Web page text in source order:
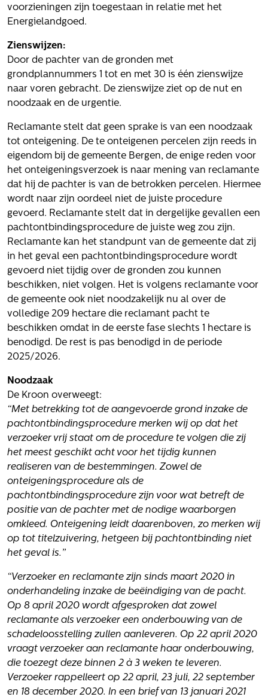
Uitspraken
Werken bij
Vacatures
Contact
Klachten
Privacyverklaring
Proclaimer
Volg ons
Integrale aanpak gebiedsvisie
voorzieningen zijn toegestaan in relatie met het
Energielandgoed.
Zienswijzen:
Door de pachter van de gronden met
grondplannummers 1 tot en met 30 is één zienswijze
naar voren gebracht. De zienswijze ziet op de nut en
noodzaak en de urgentie.
Reclamante stelt dat geen sprake is van een noodzaak
tot onteigening. De te onteigenen percelen zijn reeds in
eigendom bij de gemeente Bergen, de enige reden voor
het onteigeningsverzoek is naar mening van reclamante
dat hij de pachter is van de betrokken percelen. Hiermee
wordt naar zijn oordeel niet de juiste procedure
gevoerd. Reclamante stelt dat in dergelijke gevallen een
pachtontbindingsprocedure de juiste weg zou zijn.
Reclamante kan het standpunt van de gemeente dat zij
in het geval een pachtontbindingsprocedure wordt
gevoerd niet tijdig over de gronden zou kunnen
beschikken, niet volgen. Het is volgens reclamante voor
de gemeente ook niet noodzakelijk nu al over de
volledige 209 hectare die reclamant pacht te
beschikken omdat in de eerste fase slechts 1 hectare is
benodigd. De rest is pas benodigd in de periode
2025/2026.
Noodzaak
De Kroon overweegt:
“Met betrekking tot de aangevoerde grond inzake de
pachtontbindingsprocedure merken wij op dat het
verzoeker vrij staat om de procedure te volgen die zij
het meest geschikt acht voor het tijdig kunnen
realiseren van de bestemmingen. Zowel de
onteigeningsprocedure als de
pachtontbindingsprocedure zijn voor wat betreft de
positie van de pachter met de nodige waarborgen
omkleed. Onteigening leidt daarenboven, zo merken wij
op tot titelzuivering, hetgeen bij pachtontbinding niet
het geval is.”
“Verzoeker en reclamante zijn sinds maart 2020 in
onderhandeling inzake de beëindiging van de pacht.
Op 8 april 2020 wordt afgesproken dat zowel
reclamante als verzoeker een onderbouwing van de
schadeloosstelling zullen aanleveren. Op 22 april 2020
vraagt verzoeker aan reclamante haar onderbouwing,
die toezegt deze binnen 2 à 3 weken te leveren.
Verzoeker rappelleert op 22 april, 23 juli, 22 september
en 18 december 2020. In een brief van 13 januari 2021